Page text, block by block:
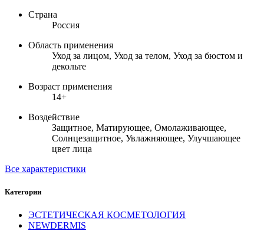
Страна
Россия
Область применения
Уход за лицом, Уход за телом, Уход за бюстом и
декольте
Возраст применения
14+
Воздействие
Защитное, Матирующее, Омолаживающее,
Солнцезащитное, Увлажняющее, Улучшающее
цвет лица
Все характеристики
Категории
ЭСТЕТИЧЕСКАЯ КОСМЕТОЛОГИЯ
NEWDERMIS